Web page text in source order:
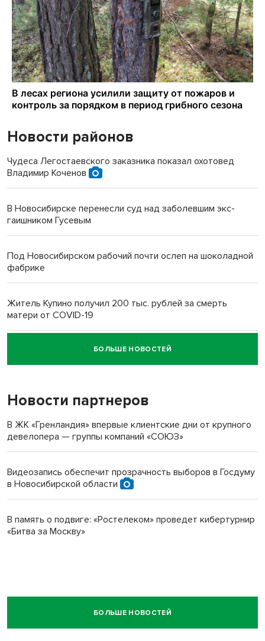
Новости районов
Чудеса Легостаевского заказника показал охотовед
Владимир Коченов
В Новосибирске перенесли суд над заболевшим экс-
гаишником Гусевым
Под Новосибирском рабочий почти ослеп на шоколадной
фабрике
Житель Купино получил 200 тыс. рублей за смерть
матери от COVID-19
Новосибирский суд наказал водителя за смерть
пенсионерки на вокзале
БОЛЬШЕ НОВОСТЕЙ
Новости партнеров
В ЖК «Гренландия» впервые клиентские дни от крупного
девелопера — группы компаний «СОЮЗ»
Видеозапись обеспечит прозрачность выборов в Госдуму
в Новосибирской области
В память о подвиге: «Ростелеком» проведет кибертурнир
«Битва за Москву»
БОЛЬШЕ НОВОСТЕЙ